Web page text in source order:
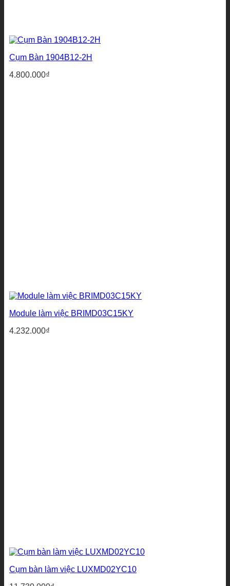
Cụm Bàn 1904B12-2H
4.800.000₫
Module làm việc BRIMD03C15KY
4.232.000₫
Cụm bàn làm việc LUXMD02YC10